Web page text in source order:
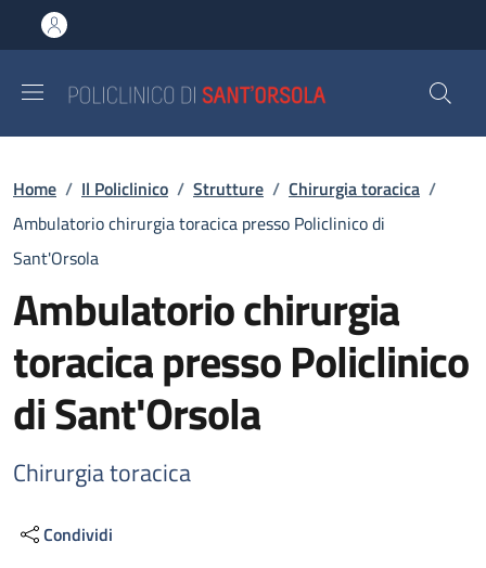
al contenuto principale
to footer content
Briciole di pane
Home / Il Policlinico / Strutture / Chirurgia toracica /
Ambulatorio chirurgia toracica presso Policlinico di
Sant'Orsola
Ambulatorio chirurgia
toracica presso Policlinico
di Sant'Orsola
Chirurgia toracica
Condividi